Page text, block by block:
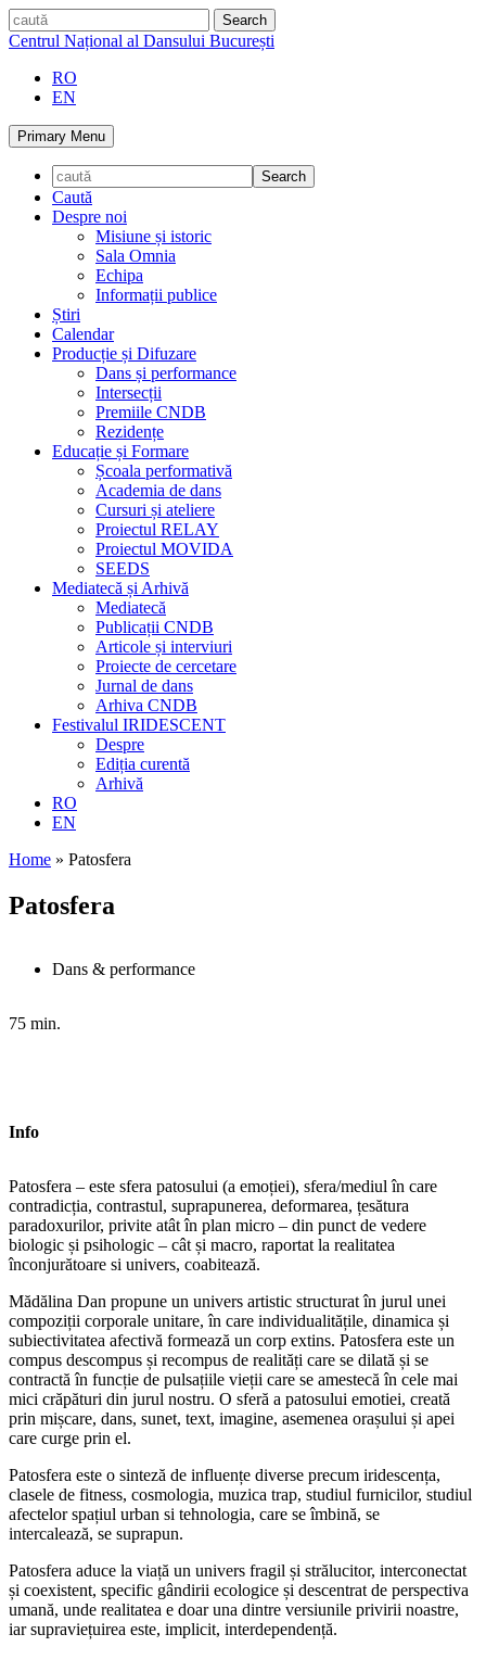
Skip
to
caută
Centrul Național al Dansului București
RO
EN
Primary Menu
Caută
Despre noi
Misiune și istoric
Sala Omnia
Echipa
Informații publice
Știri
Calendar
Producție și Difuzare
Dans și performance
Intersecții
Premiile CNDB
Rezidențe
Educație și Formare
Școala performativă
Academia de dans
Cursuri și ateliere
Proiectul RELAY
Proiectul MOVIDA
SEEDS
Mediatecă și Arhivă
Mediatecă
Publicații CNDB
Articole și interviuri
Proiecte de cercetare
Jurnal de dans
Arhiva CNDB
Festivalul IRIDESCENT
Despre
Ediția curentă
Arhivă
RO
EN
Home » Patosfera
Patosfera
Dans & performance
75 min.
Info
Patosfera – este sfera patosului (a emoției), sfera/mediul în care
contradicția, contrastul, suprapunerea, deformarea, țesătura
paradoxurilor, privite atât în plan micro – din punct de vedere
biologic și psihologic – cât și macro, raportat la realitatea
înconjurătoare si univers, coabitează.
Mădălina Dan propune un univers artistic structurat în jurul unei
compoziții corporale unitare, în care individualitățile, dinamica și
subiectivitatea afectivă formează un corp extins. Patosfera este un
compus descompus și recompus de realități care se dilată și se
contractă în funcție de pulsațiile vieții care se amestecă în cele mai
mici crăpături din jurul nostru. O sferă a patosului emotiei, creată
prin mișcare, dans, sunet, text, imagine, asemenea orașului și apei
care curge prin el.
Patosfera este o sinteză de influențe diverse precum iridescența,
clasele de fitness, cosmologia, muzica trap, studiul furnicilor, studiul
afectelor spațiul urban si tehnologia, care se îmbină, se
intercalează, se suprapun.
Patosfera aduce la viață un univers fragil și strălucitor, interconectat
și coexistent, specific gândirii ecologice și descentrat de perspectiva
umană, unde realitatea e doar una dintre versiunile privirii noastre,
iar supraviețuirea este, implicit, interdependență.